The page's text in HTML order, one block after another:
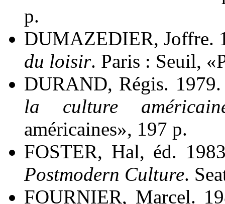
p.
DUMAZEDIER, Joffre.
du loisir. Paris : Seuil,
DURAND, Régis.
la culture
américaines», 197 p.
FOSTER, Hal, éd.
Postmodern Culture.
FOURNIER, Marcel.